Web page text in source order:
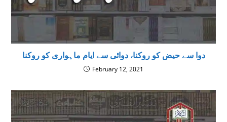
دوا سے حیض کو روکنا، دوائی سے ایام ماہواری کو روکنا
February 12, 2021